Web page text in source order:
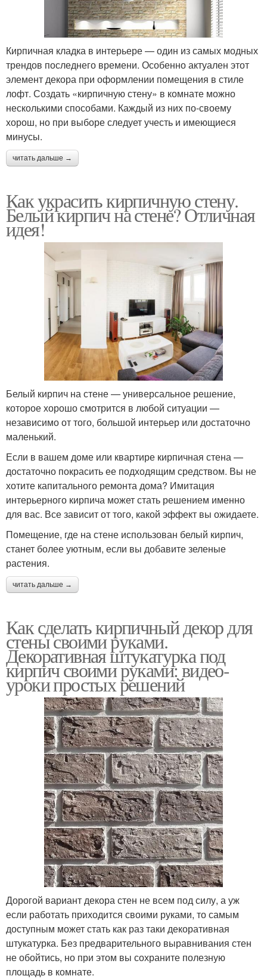
Кирпичная кладка в интерьере — один из самых модных
трендов последнего времени. Особенно актуален этот
элемент декора при оформлении помещения в стиле
лофт. Создать «кирпичную стену» в комнате можно
несколькими способами. Каждый из них по-своему
хорош, но при выборе следует учесть и имеющиеся
минусы.
читать дальше →
Как украсить кирпичную стену.
Белый кирпич на стене? Отличная
идея!
Белый кирпич на стене — универсальное решение,
которое хорошо смотрится в любой ситуации —
независимо от того, большой интерьер или достаточно
маленький.
Если в вашем доме или квартире кирпичная стена —
достаточно покрасить ее подходящим средством. Вы не
хотите капитального ремонта дома? Имитация
интерьерного кирпича может стать решением именно
для вас. Все зависит от того, какой эффект вы ожидаете.
Помещение, где на стене использован белый кирпич,
станет более уютным, если вы добавите зеленые
растения.
читать дальше →
Как сделать кирпичный декор для
стены своими руками.
Декоративная штукатурка под
кирпич своими руками: видео-
уроки простых решений
Дорогой вариант декора стен не всем под силу, а уж
если работать приходится своими руками, то самым
доступным может стать как раз таки декоративная
штукатурка. Без предварительного выравнивания стен
не обойтись, но при этом вы сохраните полезную
площадь в комнате.